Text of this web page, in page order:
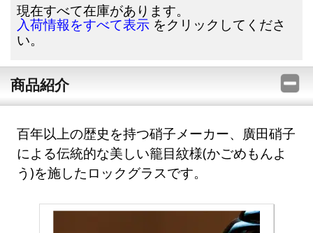
現在すべて在庫があります。
入荷情報をすべて表示 をクリックしてくださ
い。
商品紹介
百年以上の歴史を持つ硝子メーカー、廣田硝子
による伝統的な美しい籠目紋様(かごめもんよ
う)を施したロックグラスです。